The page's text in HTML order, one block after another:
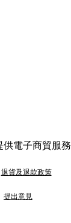
供電子商貿服務
退貨及退款政策
提出意見